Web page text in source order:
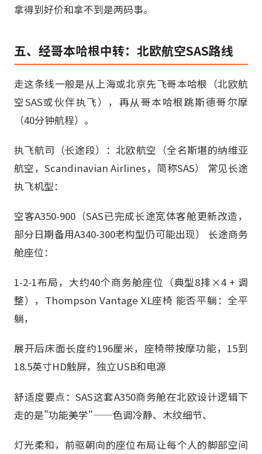
拿得到好价和拿不到是两码事。
五、经哥本哈根中转：北欧航空SAS路线
走这条线一般是从上海或北京先飞哥本哈根（北欧航
空SAS或伙伴执飞），再从哥本哈根跳斯德哥尔摩
（40分钟航程）。
执飞航司（长途段）：北欧航空（全名斯堪的纳维亚
航空，Scandinavian Airlines，简称SAS） 常见长途
执飞机型：
空客A350-900（SAS已完成长途宽体客舱更新改造，
部分日期备用A340-300老构型仍可能出现） 长途商务
舱座位：
1-2-1布局，大约40个商务舱座位（典型8排×4 + 调
整），Thompson Vantage XL座椅 能否平躺：全平
躺，
展开后床面长度约196厘米，座椅带按摩功能，15到
18.5英寸HD触屏，独立USB和电源
舒适度要点：SAS这套A350商务舱在北欧设计逻辑下
走的是"功能美学"——色调冷静、木纹细节、
灯光柔和，前驱朝向的座位布局让每个人的脚部空间